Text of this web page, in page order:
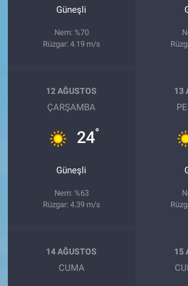
Güneşli
Nem: %70
Rüzgar: 4.19 m/s
12 AĞUSTOS
ÇARŞAMBA
24°
Güneşli
Nem: %63
Rüzgar: 4.39 m/s
13
14 AĞUSTOS
CUMA
15